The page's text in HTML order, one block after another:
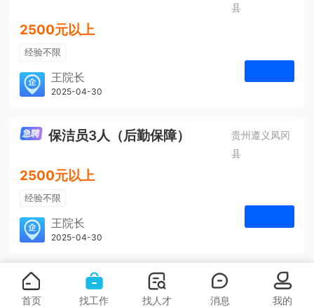
县
2500元以上
经验不限
学历不限
3人
王院长
凤冈安宁医院
2025-04-30
保洁员3人（后勤保障）
贵州遵义凤冈
县
2500元以上
经验不限
学历不限
3人
王院长
凤冈安宁医院
2025-04-30
首页 找工作 找人才 消息 我的